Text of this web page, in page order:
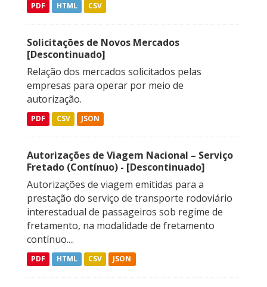
PDF HTML CSV
Solicitações de Novos Mercados
[Descontinuado]
Relação dos mercados solicitados pelas
empresas para operar por meio de
autorização.
PDF CSV JSON
Autorizações de Viagem Nacional – Serviço
Fretado (Contínuo) - [Descontinuado]
Autorizações de viagem emitidas para a
prestação do serviço de transporte rodoviário
interestadual de passageiros sob regime de
fretamento, na modalidade de fretamento
contínuo....
PDF HTML CSV JSON